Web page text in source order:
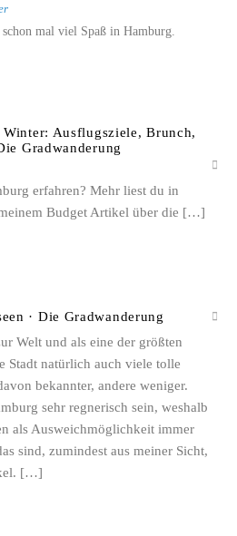
mal viel Spaß in Hamburg.
Winter: Ausflugsziele, Brunch,
Gradwanderung
erfahren? Mehr liest du in
Budget Artikel über die […]
· Die Gradwanderung
Welt und als eine der größten
Stadt natürlich auch viele tolle
bekannter, andere weniger.
sehr regnerisch sein, weshalb
als Ausweichmöglichkeit immer
sind, zumindest aus meiner Sicht,
[…]